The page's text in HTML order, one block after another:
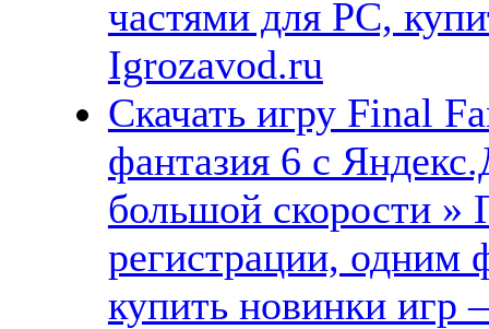
частями для PC,
Igrozavod.ru
Скачать игру Final
фантазия 6 с
большой скорости »
регистрации, одним
купить новинки